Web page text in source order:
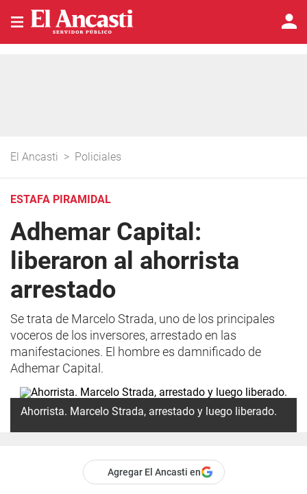
El Ancasti > Policiales
ESTAFA PIRAMIDAL
Adhemar Capital:
liberaron al ahorrista
arrestado
Se trata de Marcelo Strada, uno de los principales
voceros de los inversores, arrestado en las
manifestaciones. El hombre es damnificado de
Adhemar Capital.
Ahorrista. Marcelo Strada, arrestado y luego liberado.
Agregar El Ancasti en